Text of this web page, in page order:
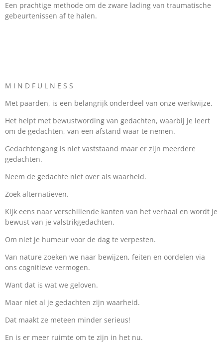
Een prachtige methode om de zware lading van traumatische
gebeurtenissen af te halen.
M I N D F U L N E S S
Met paarden, is een belangrijk onderdeel van onze werkwijze.
Het helpt met bewustwording van gedachten, waarbij je leert
om de gedachten, van een afstand waar te nemen.
Gedachtengang is niet vaststaand maar er zijn meerdere
gedachten.
Neem de gedachte niet over als waarheid.
Zoek alternatieven.
Kijk eens naar verschillende kanten van het verhaal en wordt je
bewust van je valstrikgedachten.
Om niet je humeur voor de dag te verpesten.
Van nature zoeken we naar bewijzen, feiten en oordelen via
ons cognitieve vermogen.
Want dat is wat we geloven.
Maar niet al je gedachten zijn waarheid.
Dat maakt ze meteen minder serieus!
En is er meer ruimte om te zijn in het nu.